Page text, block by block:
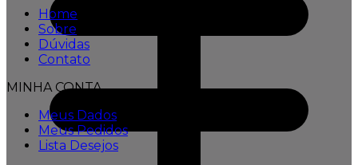
Home
Sobre
Dúvidas
Contato
MINHA CONTA
Meus Dados
Meus Pedidos
Lista Desejos